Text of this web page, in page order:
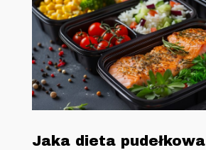
Jaka dieta pudełkowa